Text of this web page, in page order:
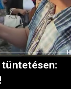
tüntetésen: